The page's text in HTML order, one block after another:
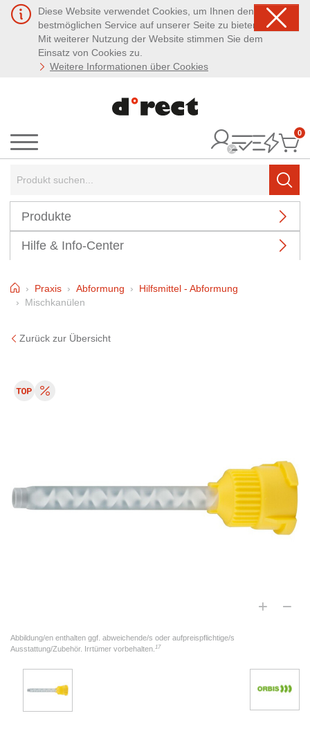
Diese Website verwendet Cookies, um Ihnen den
bestmöglichen Service auf unserer Seite zu bieten.
Mit weiterer Nutzung der Website stimmen Sie dem
Einsatz von Cookies zu.
Weitere Informationen über Cookies
Menü
0
Produkte
Hilfe & Info-Center
HomePraxis Abformung
Hilfsmittel - Abformung
Mischkanülen
Zurück zur Übersicht
Abbildung/en enthalten ggf. abweichende/s oder aufpreispflichtige/s
Ausstattung/Zubehör. Irrtümer vorbehalten. 17